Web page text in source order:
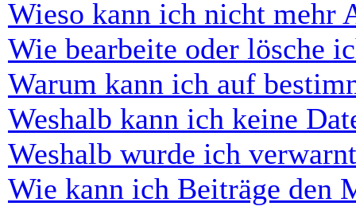
Wieso kann ich nicht mehr
Wie bearbeite oder lösche
Warum kann ich auf
Weshalb kann ich keine
Weshalb wurde ich
Wie kann ich Beiträge den